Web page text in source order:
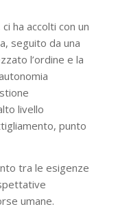
ha accolti con un
seguito da una
l’ordine e la
livello
punto
tra le esigenze
umane.